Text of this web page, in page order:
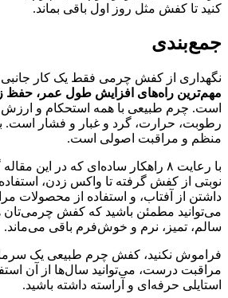
کنید تا کفش مثل روز اول باقی بماند.
جمع‌بندی
نگهداری از کفش چرمی فقط یک کار جانبی
مهم‌ترین راه‌های افزایش طول عمر، حفظ
است. چرم طبیعی با همه استحکام و
رطوبت، حرارت، گرد و غبار و فشار است.
منظم و مراقبت اصولی است.
با رعایت ۸ راهکار ساده‌ای که در این
نوبتی از کفش گرفته تا واکس زدن،
داشتن از آفتاب، و استفاده از محصولات
می‌توانید مطمئن باشید که کفش
سالم، تمیز، نرم و خوش‌فرم باقی می‌ماند.
فراموش نکنید، کفش چرم طبیعی یک
مراقبت درست، می‌توانید سال‌ها از آن
استایلی حرفه‌ای و آراسته داشته باشید.